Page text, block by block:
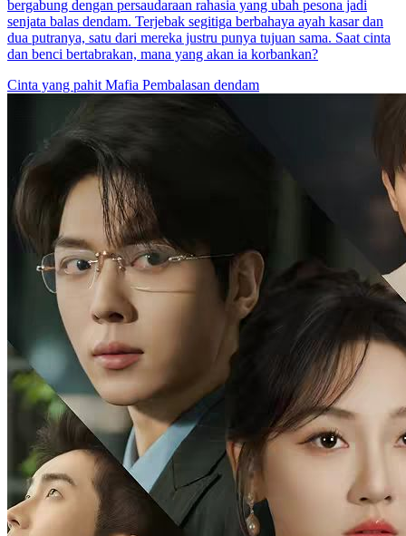
Setia di Dua Hati
61 Episodes
Yolanda terjebak cinta segitiga antara kekasihnya Zane dan mantan
kekasihnya Jake. Demi ayahnya, ia melawan kekuasaan — dan Jake
rela jadi penopangnya. Tiga hati, satu takdir, perjalanan menuju cinta
Cinta yang pahitRomansa
Dari Bidak Jadi Kekasih
58 Episodes
Demi menyelamatkan adiknya, Laras Pratama mendekati Raka
Wijaya untuk uang, tapi terjebak cinta segitiga antara pengganti cinta
lama, calon istri keluarga kaya, dan sahabat masa kecil. Laras ingin
bebas, Raka ingin menikahinya. Kisah mereka manis, sakit, dan
penuh konflik.
Pemeran Utama Wanita Kuat
Romansa Urban
Gagal Dekati Penasihat Dingin
79 Episodes
Putri Ayu Pratama terlahir kembali dan pilih meninggalkan Pak
Surya Adinata demi mengejar Pak Arya Hartono. Terjebak cinta
segitiga, rahasianya terbongkar di hari pernikahan. Setelah misi